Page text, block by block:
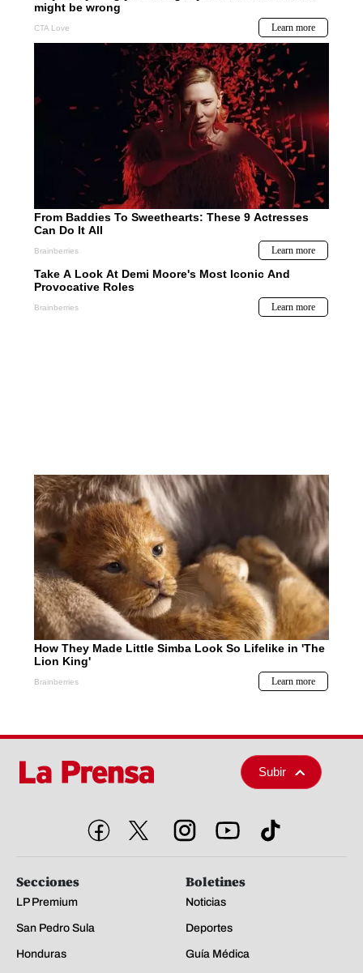
Subir
Secciones
LP Premium
San Pedro Sula
Honduras
Boletines
Noticias
Deportes
Guía Médica